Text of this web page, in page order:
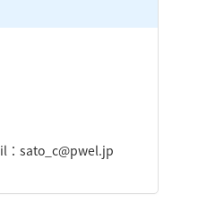
：sato_c@pwel.jp